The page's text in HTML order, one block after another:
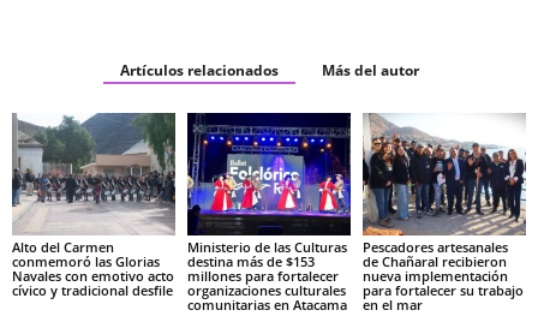
Artículos relacionados Más del autor
Alto del Carmen
conmemoró las Glorias
Navales con emotivo acto
cívico y tradicional desfile
Ministerio de las Culturas
destina más de $153
millones para fortalecer
organizaciones culturales
comunitarias en Atacama
Pescadores artesanales
de Chañaral recibieron
nueva implementación
para fortalecer su trabajo
en el mar